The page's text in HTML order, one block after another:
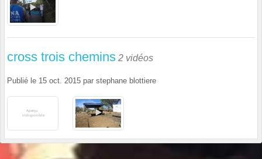
cross trois chemins 2 vidéos
Publié le 15 oct. 2015 par stephane blottiere